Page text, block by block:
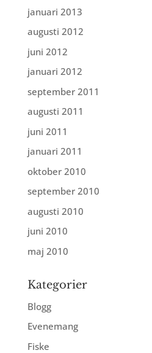
januari 2013
augusti 2012
juni 2012
januari 2012
september 2011
augusti 2011
juni 2011
januari 2011
oktober 2010
september 2010
augusti 2010
juni 2010
maj 2010
Kategorier
Blogg
Evenemang
Fiske